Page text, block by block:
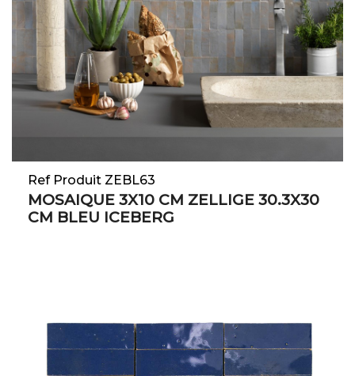
Ref Produit ZEBL63
MOSAIQUE 3X10 CM ZELLIGE 30.3X30
CM BLEU ICEBERG